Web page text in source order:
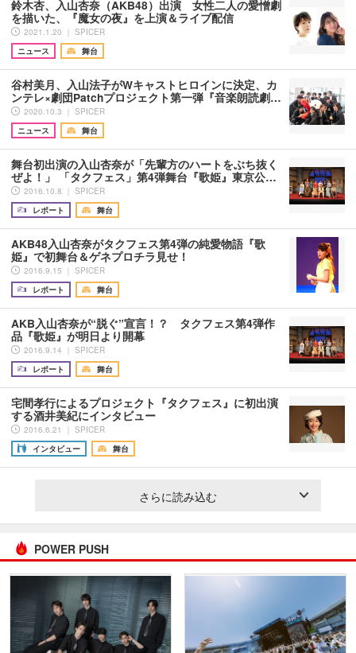
鈴木杏、入山杏奈（AKB48）出演 女性二人の愛憎劇
を描いた、『魔女の夜』を上演＆ライブ配信
2021.1.20 ｜ SPICER
ニュース
舞台
谷村美月、入山法子がWキャストヒロインに決定、カ
ンテレ×劇団Patchプロジェクト第一弾『音楽朗読劇…
2020.10.3 ｜ SPICER
ニュース
舞台
舞台初出演の入山杏奈が「先輩方のハートをぶち抜く
ぜよ！」 「タクフェス」第4弾舞台『歌姫』東京公…
2016.10.8 ｜ SPICER
レポート
舞台
AKB48入山杏奈がタクフェス第4弾の純愛物語『歌
姫』で初舞台＆ゲネプロチラ見せ！
2016.9.15 ｜ SPICER
レポート
舞台
AKB入山杏奈が“脱ぐ”宣言！？ タクフェス第4弾作
品『歌姫』が明日より開幕
2016.9.14 ｜ SPICER
レポート
舞台
宅間孝行によるプロジェクト『タクフェス』に初出演
する酒井美紀にインタビュー
2016.6.21 ｜ SPICER
インタビュー
舞台
さらに読み込む
POWER PUSH